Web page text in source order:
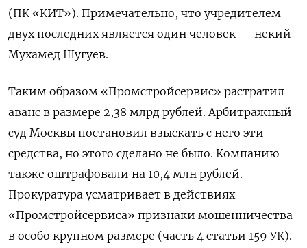
(ПК «КИТ»). Примечательно, что учредителем
двух последних является один человек — некий
Мухамед Шугуев.
Таким образом «Промстройсервис» растратил
аванс в размере 2,38 млрд рублей. Арбитражный
суд Москвы постановил взыскать с него эти
средства, но этого сделано не было. Компанию
также оштрафовали на 10,4 млн рублей.
Прокуратура усматривает в действиях
«Промстройсервиса» признаки мошенничества
в особо крупном размере (часть 4 статьи 159 УК).